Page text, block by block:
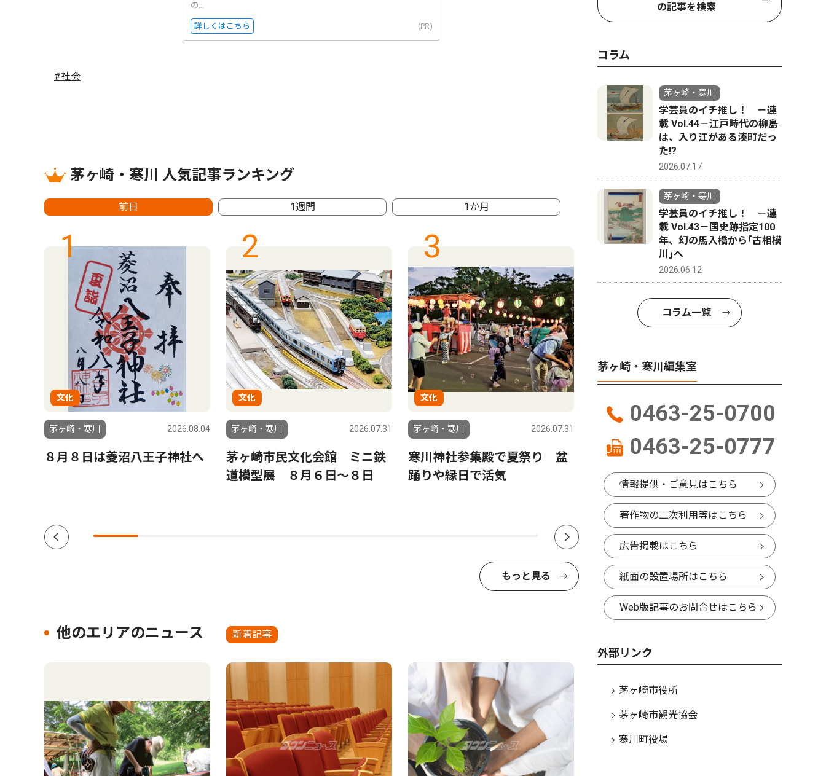
の...
詳しくはこちら (PR)
#社会
茅ヶ崎・寒川 人気記事ランキング
前日 1週間 1か月
1
文化
茅ヶ崎・寒川 2026.08.04
８月８日は菱沼八王子神社へ
2
文化
茅ヶ崎・寒川 2026.07.31
茅ヶ崎市民文化会館 ミニ鉄
道模型展 ８月６日〜８日
3
文化
茅ヶ崎・寒川 2026.07.31
寒川神社参集殿で夏祭り 盆
踊りや縁日で活気
4
大黒摩季さんが茅ヶ崎にやっ
てくる ８月28日、茅ヶ崎市
民文化会館
出馬表
か
もっと見る
他のエリアのニュース 新着記事
の記事を検索
コラム
茅ヶ崎・寒川
学芸員のイチ推し！ －連
載 Vol.44－江戸時代の柳島
は、入り江がある湊町だっ
た!?
2026.07.17
茅ヶ崎・寒川
学芸員のイチ推し！ －連
載 Vol.43－国史跡指定100
年、幻の馬入橋から｢古相模
川｣へ
2026.06.12
コラム一覧
茅ヶ崎・寒川編集室
0463-25-0700
0463-25-0777
情報提供・ご意見はこちら
著作物の二次利用等はこちら
広告掲載はこちら
紙面の設置場所はこちら
Web版記事のお問合せはこちら
外部リンク
茅ヶ崎市役所
茅ヶ崎市観光協会
寒川町役場